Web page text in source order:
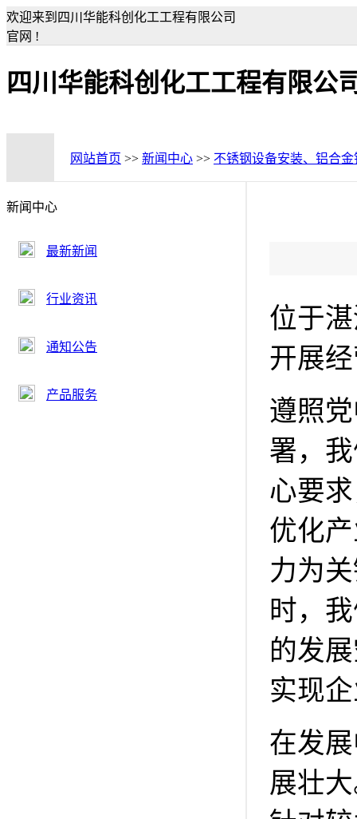
欢迎来到四川华能科创化工工程有限公司
官网 !
四川华能科创化工工程有限公
网站首页 >> 新闻中心 >> 不锈钢设备安装、铝合
新闻中心
最新新闻
行业资讯
通知公告
产品服务
位于
开展
遵照
署，
心要
优化
力为
时，
的发
实现
在发
展壮